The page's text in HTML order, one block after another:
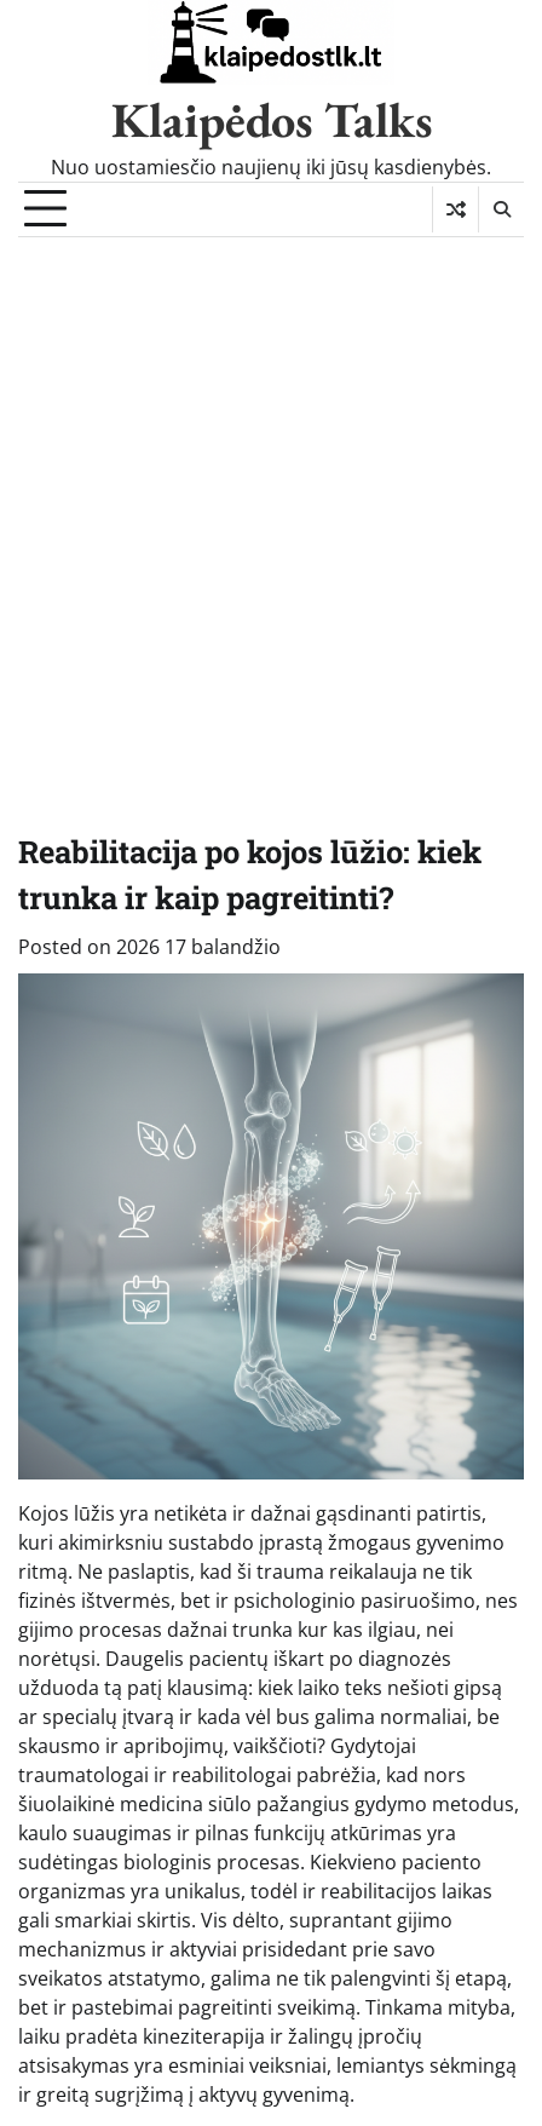
Klaipėdos Talks
Nuo uostamiesčio naujienų iki jūsų kasdienybės.
Reabilitacija po kojos lūžio: kiek
trunka ir kaip pagreitinti?
Posted on 2026 17 balandžio
Kojos lūžis yra netikėta ir dažnai gąsdinanti patirtis,
kuri akimirksniu sustabdo įprastą žmogaus gyvenimo
ritmą. Ne paslaptis, kad ši trauma reikalauja ne tik
fizinės ištvermės, bet ir psichologinio pasiruošimo, nes
gijimo procesas dažnai trunka kur kas ilgiau, nei
norėtųsi. Daugelis pacientų iškart po diagnozės
užduoda tą patį klausimą: kiek laiko teks nešioti gipsą
ar specialų įtvarą ir kada vėl bus galima normaliai, be
skausmo ir apribojimų, vaikščioti? Gydytojai
traumatologai ir reabilitologai pabrėžia, kad nors
šiuolaikinė medicina siūlo pažangius gydymo metodus,
kaulo suaugimas ir pilnas funkcijų atkūrimas yra
sudėtingas biologinis procesas. Kiekvieno paciento
organizmas yra unikalus, todėl ir reabilitacijos laikas
gali smarkiai skirtis. Vis dėlto, suprantant gijimo
mechanizmus ir aktyviai prisidedant prie savo
sveikatos atstatymo, galima ne tik palengvinti šį etapą,
bet ir pastebimai pagreitinti sveikimą. Tinkama mityba,
laiku pradėta kineziterapija ir žalingų įpročių
atsisakymas yra esminiai veiksniai, lemiantys sėkmingą
ir greitą sugrįžimą į aktyvų gyvenimą.